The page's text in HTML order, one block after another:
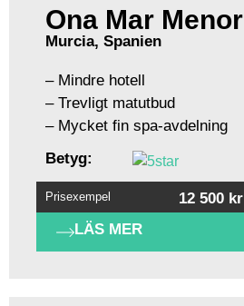
Ona Mar Menor
Murcia, Spanien
– Mindre hotell
– Trevligt matutbud
– Mycket fin spa-avdelning
Betyg:
Prisexempel
12 500 kr
LÄS MER